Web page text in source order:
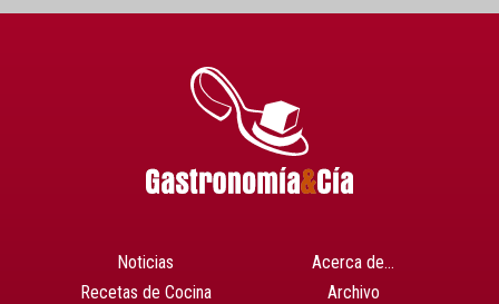
Noticias
Recetas de Cocina
Acerca de…
Archivo